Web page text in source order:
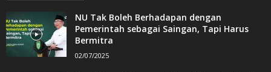
NU Tak Boleh Berhadapan dengan
Pemerintah sebagai Saingan, Tapi Harus
Bermitra
02/07/2025